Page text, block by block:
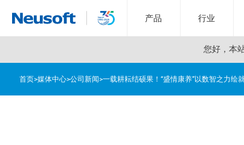
您好， 本
产品 行业
首页>媒体中心>公司新闻>一载耕耘结硕果！“盛情康养”以数智之力绘